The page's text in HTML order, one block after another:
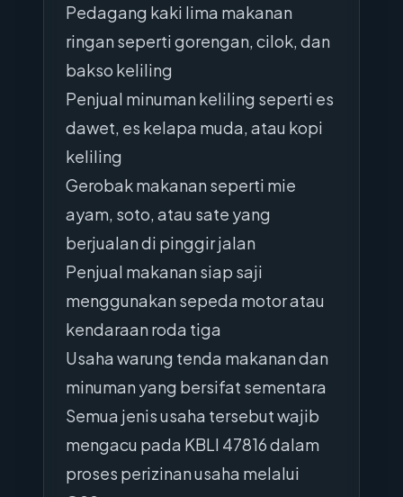
Pedagang kaki lima makanan
ringan seperti gorengan, cilok, dan
bakso keliling
Penjual minuman keliling seperti es
dawet, es kelapa muda, atau kopi
keliling
Gerobak makanan seperti mie
ayam, soto, atau sate yang
berjualan di pinggir jalan
Penjual makanan siap saji
menggunakan sepeda motor atau
kendaraan roda tiga
Usaha warung tenda makanan dan
minuman yang bersifat sementara
Semua jenis usaha tersebut wajib
mengacu pada KBLI 47816 dalam
proses perizinan usaha melalui